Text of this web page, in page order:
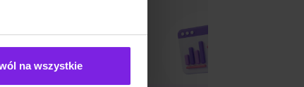
na wszystkie